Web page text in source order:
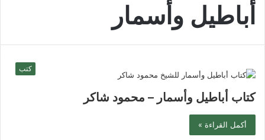
أباطيل وأسمار
كتب
كتاب أباطيل وأسمار – محمود شاكر
أكمل القراءة »